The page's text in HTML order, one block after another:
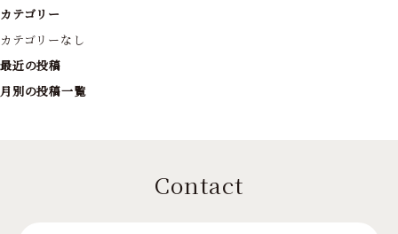
カテゴリー
カテゴリーなし
最近の投稿
月別の投稿一覧
Contact